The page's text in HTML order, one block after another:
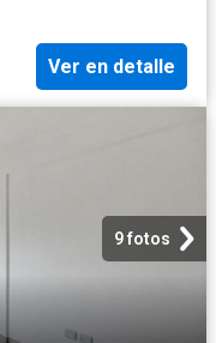
Ver en detalle
9 fotos